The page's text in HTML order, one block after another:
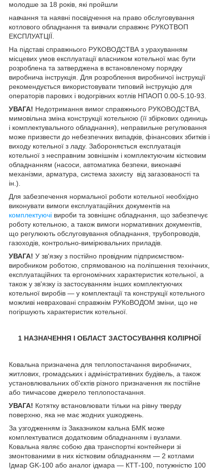
молодше за 18 років, які пройшли
навчання та наявні посвідчення на право обслуговування
котлового обладнання та вивчали справжнє РУКОТВОП
ЕКСПЛУАТЦІЇ.
На підставі справжнього РУКОВОДСТВА з урахуванням
місцевих умов експлуатації власником котельної має бути
розроблена та затверджена в встановленому порядку
виробнича інструкція. Для розроблення виробничої інструкції
рекомендується використовувати типовий інструкцію для
операторів парових і водогрівних котлів НПАОП 0.00-5.10-93.
УВАГА! Недотримання вимог справжнього РУКОВОДСТВА,
мимовільна зміна конструкції котельною (її збіркових одиниць
і комплектувального обладнання), неправильне регулювання
може призвести до небезпечних випадків, фінансових збитків і
виходу котельної з ладу. Забороняється експлуатація
котельної з несправним зовнішнім і комплектуючим кістковим
обладнанням (насоси, автоматика безпеки, виконавчі
механізми, арматура, система захисту від загазованості та
ін.).
Для забезпечення нормальної роботи котельної необхідно
виконувати вимоги експлуатаційних документів на
комплектуючі вироби та зовнішнє обладнання, що забезпечує
роботу котельною, а також вимоги нормативних документів,
що регулюють обслуговування обладнання, трубопроводів,
газоходів, контрольно-вимірювальних приладів.
УВАГА! У зв'язку з постійно провідним підприємством-
виробником роботою, спрямованою на поліпшення технічних,
експлуатаційних та ергономічних характеристик котельної, а
також у зв'язку із застосуванням інших комплектуючих
котельної виробів — у комплектації та конструкції котельного
можливі невраховані справжнім РУКoВОДОМ зміни, що не
погіршують характеристик котельної.
1 НАЗНАЧЕННЯ І ОБЛАСТ ЗАСТОСУВАННЯ КОЛІРНОЇ
Ковальна призначена для теплопостачання виробничих,
житлових, громадських і адміністративних будівель, а також
установлювальних об'єктів різного призначення як постійне
або тимчасове джерело теплопостачання.
УВАГА! Котятку встановлювати тільки на рівну тверду
поверхню, яка не має жодних ушкоджень.
За узгодженням із Заказником кальна БМК може
комплектуватися додатковим обладнанням і вузлами.
Ковальна являє собою два транспортні контейнери зі
змонтованими в них кістковим обладнанням — 2 котлами
Ідмар GK-100 або аналог ідмара — КТТ-100, потужністю 100